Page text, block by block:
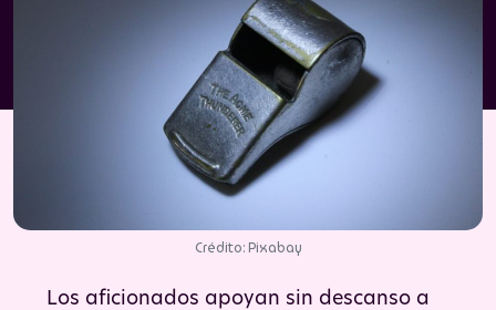
Crédito: Pixabay
Los aficionados apoyan sin descanso a